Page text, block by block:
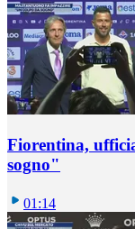
Fiorentina,
sogno"
01:14